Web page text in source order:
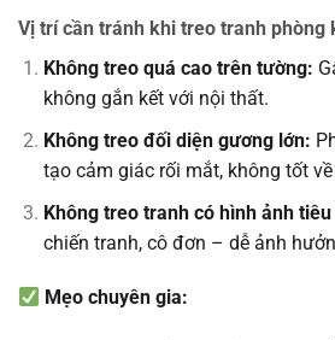
Vị trí cần tránh khi treo tranh phòng
Không treo quá cao trên tường:
không gắn kết với nội thất.
Không treo đối diện gương lớn:
tạo cảm giác rối mắt, không tốt
Không treo tranh có hình ảnh
chiến tranh, cô đơn – dễ ảnh
Mẹo chuyên gia: